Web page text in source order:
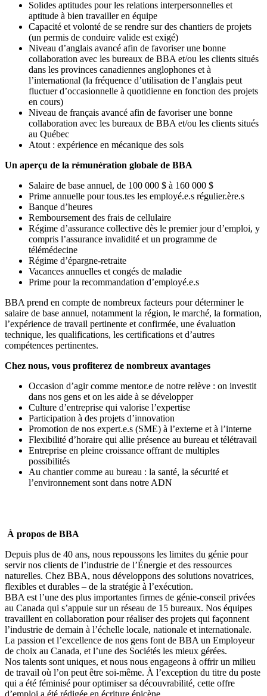
Solides aptitudes pour les relations interpersonnelles et
aptitude à bien travailler en équipe
Capacité et volonté de se rendre sur des chantiers de projets
(un permis de conduire valide est exigé)
Niveau d’anglais avancé afin de favoriser une bonne
collaboration avec les bureaux de BBA et/ou les clients situés
dans les provinces canadiennes anglophones et à
l’international (la fréquence d’utilisation de l’anglais peut
fluctuer d’occasionnelle à quotidienne en fonction des projets
en cours)
Niveau de français avancé afin de favoriser une bonne
collaboration avec les bureaux de BBA et/ou les clients situés
au Québec
Atout : expérience en mécanique des sols
Un aperçu de la rémunération globale de BBA
Salaire de base annuel, de 100 000 $ à 160 000 $
Prime annuelle pour tous.tes les employé.e.s régulier.ère.s
Banque d’heures
Remboursement des frais de cellulaire
Régime d’assurance collective dès le premier jour d’emploi, y
compris l’assurance invalidité et un programme de
télémédecine
Régime d’épargne-retraite
Vacances annuelles et congés de maladie
Prime pour la recommandation d’employé.e.s
BBA prend en compte de nombreux facteurs pour déterminer le
salaire de base annuel, notamment la région, le marché, la formation,
l’expérience de travail pertinente et confirmée, une évaluation
technique, les qualifications, les certifications et d’autres
compétences pertinentes.
Chez nous, vous profiterez de nombreux avantages
Occasion d’agir comme mentor.e de notre relève : on investit
dans nos gens et on les aide à se développer
Culture d’entreprise qui valorise l’expertise
Participation à des projets d’innovation
Promotion de nos expert.e.s (SME) à l’externe et à l’interne
Flexibilité d’horaire qui allie présence au bureau et télétravail
Entreprise en pleine croissance offrant de multiples
possibilités
Au chantier comme au bureau : la santé, la sécurité et
l’environnement sont dans notre ADN
À propos de BBA
Depuis plus de 40 ans, nous repoussons les limites du génie pour
servir nos clients de l’industrie de l’Énergie et des ressources
naturelles. Chez BBA, nous développons des solutions novatrices,
flexibles et durables – de la stratégie à l’exécution.
BBA est l’une des plus importantes firmes de génie-conseil privées
au Canada qui s’appuie sur un réseau de 15 bureaux. Nos équipes
travaillent en collaboration pour réaliser des projets qui façonnent
l’industrie de demain à l’échelle locale, nationale et internationale.
La passion et l’excellence de nos gens font de BBA un Employeur
de choix au Canada, et l’une des Sociétés les mieux gérées.
Nos talents sont uniques, et nous nous engageons à offrirun milieu
de travail où l’on peut être soi-même. À l’exception du titre du poste
qui a été féminisé pour optimiser sa découvrabilité, cette offre
d’emploi a été rédigée en écriture épicène.